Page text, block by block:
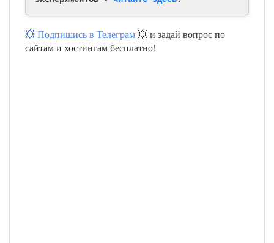
💥 Подпишись в Телеграм💥 и задай вопрос по
сайтам и хостингам бесплатно!